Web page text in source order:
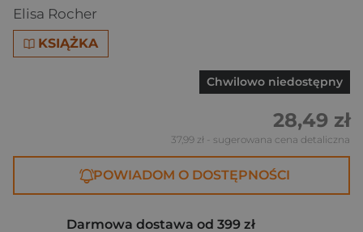
Elisa Rocher
KSIĄŻKA
Chwilowo niedostępny
28,49 zł
37,99 zł - sugerowana cena detaliczna
POWIADOM O DOSTĘPNOŚCI
Darmowa dostawa od 399 zł